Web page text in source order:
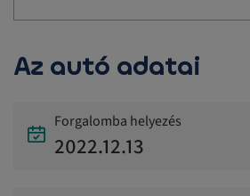
Az autó adatai
Forgalomba helyezés
2022.12.13